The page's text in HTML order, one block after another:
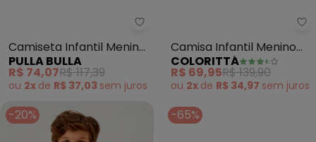
Pulla Bulla - Camiseta Infantil
Camiseta Infantil Menino
Malha Térmica (Branco)
PULLA BULLA
R$ 74,07R$ 117,39
ou 2x de R$ 37,03 sem juros
Camisa Infantil Menino
Texturizada (Marrom)
COLORITTÁ
R$ 69,95R$ 139,90
ou 2x de R$ 34,97 sem juros
-20% -65%